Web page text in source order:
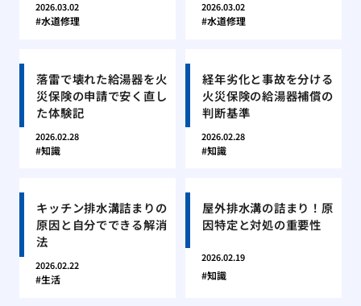
2026.03.02
水道修理
2026.03.02
水道修理
落雷で壊れた給湯器を火
災保険の申請で安く直し
た体験記
2026.02.28
知識
経年劣化と事故を分ける
火災保険の給湯器補償の
判断基準
2026.02.28
知識
キッチン排水溝詰まりの
原因と自分でできる解消
法
2026.02.22
生活
屋外排水溝の詰まり！原
因特定と対処の重要性
2026.02.19
知識